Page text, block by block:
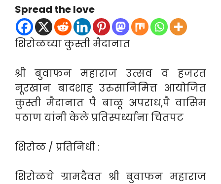
Spread the love
शिरोळच्या कुस्ती मैदानात
श्री बुवाफन महाराज उत्सव व हजरत
नूरखान बादशाह उरुसानिमित्त आयोजित
कुस्ती मैदानात पै बाळू अपराध,पै वासिम
पठाण यांनी केले प्रतिस्पर्ध्याना चितपट
शिरोळ / प्रतिनिधी :
शिरोळचे ग्रामदैवत श्री बुवाफन महाराज